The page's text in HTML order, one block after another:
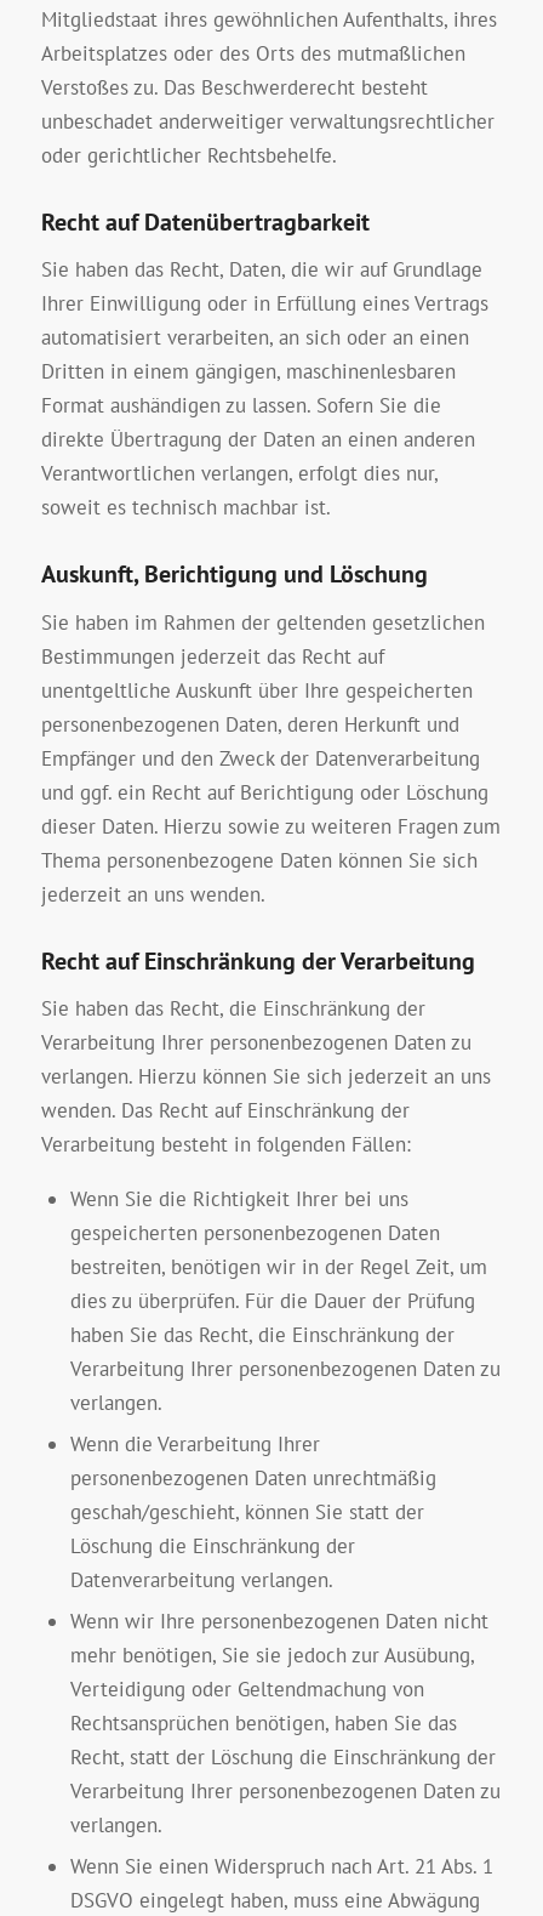
Mitgliedstaat ihres gewöhnlichen Aufenthalts, ihres
Arbeitsplatzes oder des Orts des mutmaßlichen
Verstoßes zu. Das Beschwerderecht besteht
unbeschadet anderweitiger verwaltungsrechtlicher
oder gerichtlicher Rechtsbehelfe.
Recht auf Daten­übertrag­barkeit
Sie haben das Recht, Daten, die wir auf Grundlage
Ihrer Einwilligung oder in Erfüllung eines Vertrags
automatisiert verarbeiten, an sich oder an einen
Dritten in einem gängigen, maschinenlesbaren
Format aushändigen zu lassen. Sofern Sie die
direkte Übertragung der Daten an einen anderen
Verantwortlichen verlangen, erfolgt dies nur,
soweit es technisch machbar ist.
Auskunft, Berichtigung und Löschung
Sie haben im Rahmen der geltenden gesetzlichen
Bestimmungen jederzeit das Recht auf
unentgeltliche Auskunft über Ihre gespeicherten
personenbezogenen Daten, deren Herkunft und
Empfänger und den Zweck der Datenverarbeitung
und ggf. ein Recht auf Berichtigung oder Löschung
dieser Daten. Hierzu sowie zu weiteren Fragen zum
Thema personenbezogene Daten können Sie sich
jederzeit an uns wenden.
Recht auf Einschränkung der Verarbeitung
Sie haben das Recht, die Einschränkung der
Verarbeitung Ihrer personenbezogenen Daten zu
verlangen. Hierzu können Sie sich jederzeit an uns
wenden. Das Recht auf Einschränkung der
Verarbeitung besteht in folgenden Fällen:
Wenn Sie die Richtigkeit Ihrer bei uns
gespeicherten personenbezogenen Daten
bestreiten, benötigen wir in der Regel Zeit, um
dies zu überprüfen. Für die Dauer der Prüfung
haben Sie das Recht, die Einschränkung der
Verarbeitung Ihrer personenbezogenen Daten zu
verlangen.
Wenn die Verarbeitung Ihrer
personenbezogenen Daten unrechtmäßig
geschah/geschieht, können Sie statt der
Löschung die Einschränkung der
Datenverarbeitung verlangen.
Wenn wir Ihre personenbezogenen Daten nicht
mehr benötigen, Sie sie jedoch zur Ausübung,
Verteidigung oder Geltendmachung von
Rechtsansprüchen benötigen, haben Sie das
Recht, statt der Löschung die Einschränkung der
Verarbeitung Ihrer personenbezogenen Daten zu
verlangen.
Wenn Sie einen Widerspruch nach Art. 21 Abs. 1
DSGVO eingelegt haben, muss eine Abwägung